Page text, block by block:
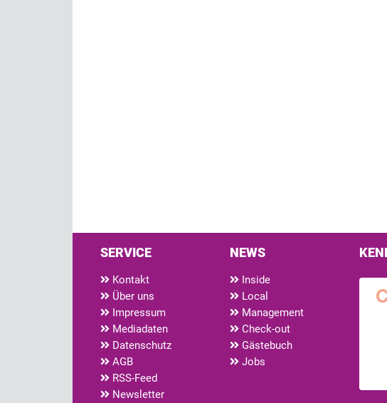
SERVICE
Kontakt
Über uns
Impressum
Mediadaten
Datenschutz
AGB
RSS-Feed
Newsletter
NEWS
Inside
Local
Management
Check-out
Gästebuch
Jobs